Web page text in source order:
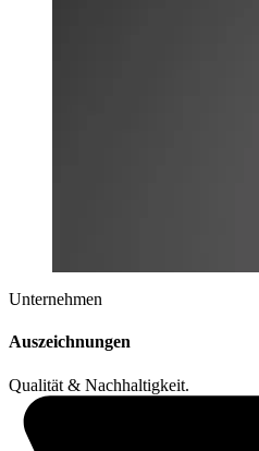
Unternehmen
Auszeichnungen
Qualität & Nachhaltigkeit.